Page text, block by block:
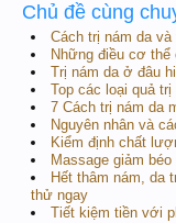
Chủ đề cùng
Cách trị nám da
Những điều cơ thể
Trị nám da ở đâu
Top các loại quả
7 Cách trị nám da
Nguyên nhân và
Kiểm định chất
Massage giảm
Hết thâm nám, da
thử ngay
Tiết kiệm tiền với